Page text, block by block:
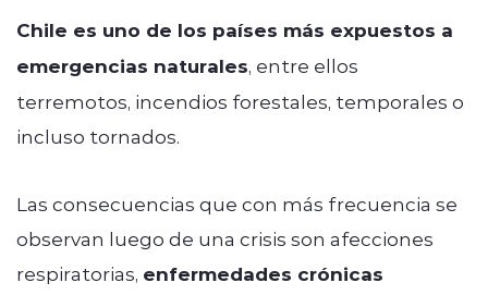
Chile es uno de los países más expuestos a
emergencias naturales, entre ellos
terremotos, incendios forestales, temporales o
incluso tornados.
Las consecuencias que con más frecuencia se
observan luego de una crisis son afecciones
respiratorias, enfermedades crónicas